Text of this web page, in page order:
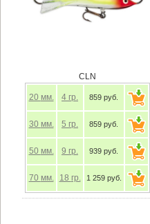
CLN
20 мм. 4 гр. 859 руб.
30 мм. 5 гр. 859 руб.
50 мм. 9 гр. 939 руб.
70 мм. 18 гр. 1 259 руб.